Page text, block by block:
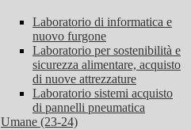
Laboratorio di informatica e
nuovo furgone
Laboratorio per sostenibilità e
sicurezza alimentare, acquisto
di nuove attrezzature
Laboratorio sistemi acquisto
di pannelli pneumatica
Umane (23-24)